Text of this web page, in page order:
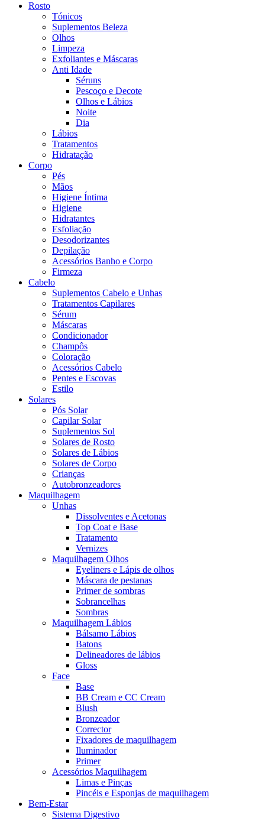
Rosto
Tónicos
Suplementos Beleza
Olhos
Limpeza
Exfoliantes e Máscaras
Anti Idade
Séruns
Pescoço e Decote
Olhos e Lábios
Noite
Dia
Lábios
Tratamentos
Hidratação
Corpo
Pés
Mãos
Higiene Íntima
Higiene
Hidratantes
Esfoliação
Desodorizantes
Depilação
Acessórios Banho e Corpo
Firmeza
Cabelo
Suplementos Cabelo e Unhas
Tratamentos Capilares
Sérum
Máscaras
Condicionador
Champôs
Coloração
Acessórios Cabelo
Pentes e Escovas
Estilo
Solares
Pós Solar
Capilar Solar
Suplementos Sol
Solares de Rosto
Solares de Lábios
Solares de Corpo
Crianças
Autobronzeadores
Maquilhagem
Unhas
Dissolventes e Acetonas
Top Coat e Base
Tratamento
Vernizes
Maquilhagem Olhos
Eyeliners e Lápis de olhos
Máscara de pestanas
Primer de sombras
Sobrancelhas
Sombras
Maquilhagem Lábios
Bálsamo Lábios
Batons
Delineadores de lábios
Gloss
Face
Base
BB Cream e CC Cream
Blush
Bronzeador
Corrector
Fixadores de maquilhagem
Iluminador
Primer
Acessórios Maquilhagem
Limas e Pinças
Pincéis e Esponjas de maquilhagem
Bem-Estar
Sistema Digestivo